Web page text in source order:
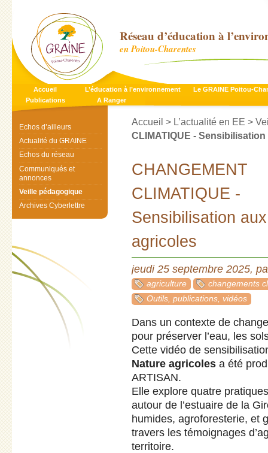
Réseau d’éducation à
en Poitou-Charentes
Accueil L’éducation à l’environnement
Le GRAINE Poitou-
Publications
A Ranger
Accueil > L’actualité en EE >
CLIMATIQUE -
CHANGEMENT
CLIMATIQUE -
Sensibilisation
agricoles
jeudi 25 septembre 2025,
agriculture
changements
Outils, publications, vidéos
Dans un contexte de
pour préserver l’eau, les
Cette vidéo de
Nature agricoles a été
ARTISAN.
Elle explore quatre
autour de l’estuaire de la
humides, agroforesterie, et
travers les témoignages
territoire.
Echos d’ailleurs
Actualité du GRAINE
Echos du réseau
Communiqués et
annonces
Veille pédagogique
Archives Cyberlettre